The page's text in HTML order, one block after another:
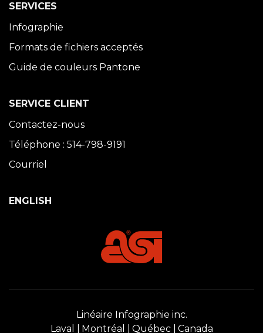
SERVICES
Infographie
Formats de fichiers acceptés
Guide de couleurs Pantone
SERVICE CLIENT
Contactez-nous
Téléphone : 514-798-9191
Courriel
ENGLISH
Linéaire Infographie inc.
Laval
Montréal Québec Canada